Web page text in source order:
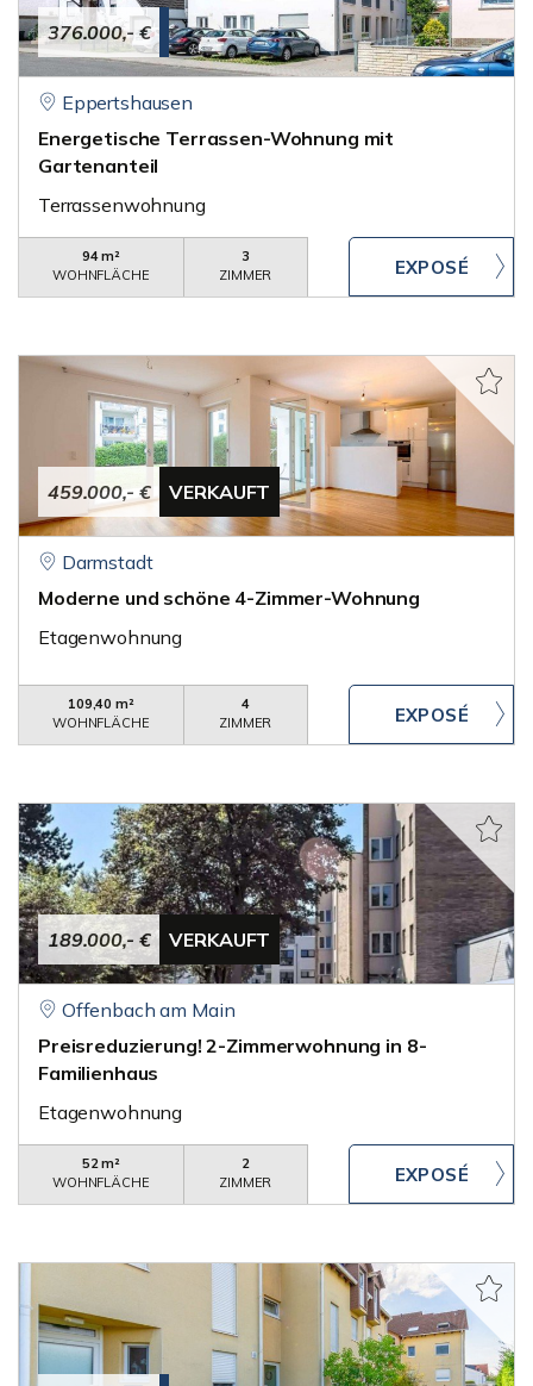
376.000,- €
Eppertshausen
Energetische Terrassen-Wohnung mit
Gartenanteil
Terrassenwohnung
94 m²
WOHNFLÄCHE
3
ZIMMER
459.000,- € VERKAUFT
Darmstadt
Moderne und schöne 4-Zimmer-Wohnung
Etagenwohnung
109,40 m²
WOHNFLÄCHE
4
ZIMMER
189.000,- € VERKAUFT
Offenbach am Main
Preisreduzierung! 2-Zimmerwohnung in 8-
Familienhaus
Etagenwohnung
52 m²
WOHNFLÄCHE
2
ZIMMER